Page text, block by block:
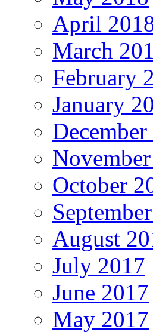
April
March
February
January
October
August
July 2017
June 2017
May 2017